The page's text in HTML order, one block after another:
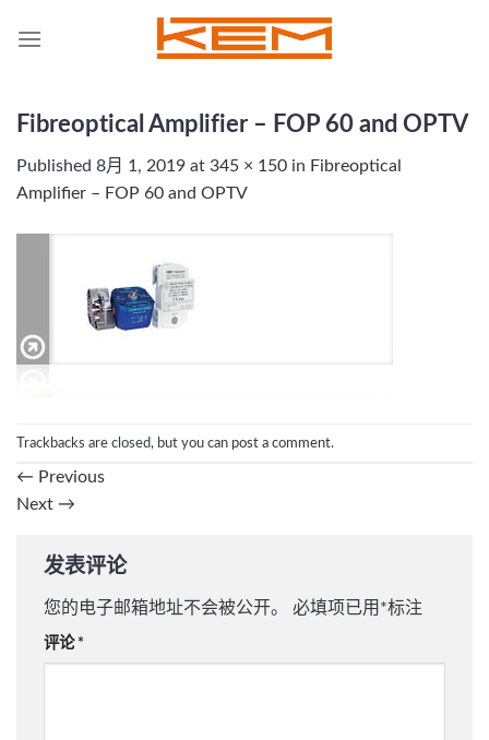
Fibreoptical Amplifier – FOP 60 and OPTV
Published 8月 1, 2019 at 345 × 150 in Fibreoptical
Amplifier – FOP 60 and OPTV
Trackbacks are closed, but you can post a comment.
← Previous
Next →
发表评论
您的电子邮箱地址不会被公开。 必填项已用 *标注
评论 *